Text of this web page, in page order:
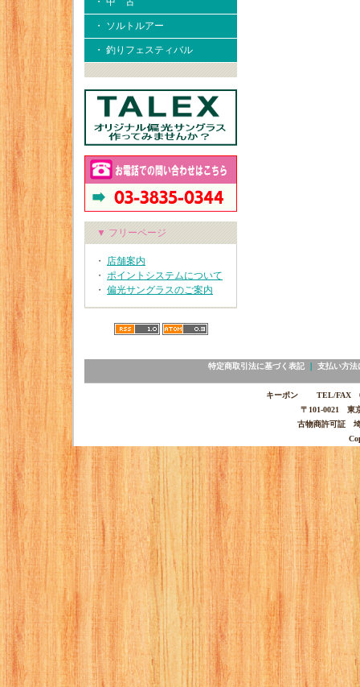
・ ソルトルアー
・ 釣りフェスティバル
▼ フリーページ
・ 店舗案内
・ ポイントシステムについて
・ 偏光サングラスのご案内
特定商取引法に基づく表記｜ 支払い方法
キーポン TEL/FAX
〒101-0021 東
古物商許可証